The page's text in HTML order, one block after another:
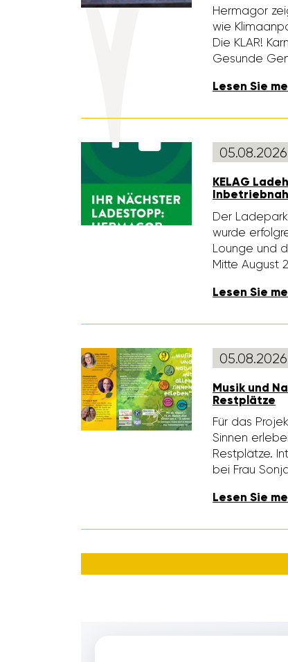
Hermagor
wie
Die KLAR!
Gesunde
Lesen Sie
05.08.2026
KELAG
Der
wurde
Lounge und
Mitte August
Lesen Sie
05.08.2026
Musik und
Rest­plätze
Für das
Sinnen
Rest­plätze.
bei Frau
Lesen Sie